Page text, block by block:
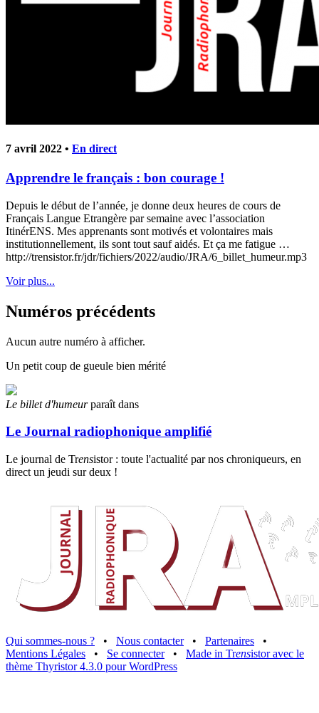
7 avril 2022 • En direct
Apprendre le français : bon courage !
Depuis le début de l’année, je donne deux heures de cours de
Français Langue Etrangère par semaine avec l’association
ItinérENS. Mes apprenants sont motivés et volontaires mais
institutionnellement, ils sont tout sauf aidés. Et ça me fatigue …
http://trensistor.fr/jdr/fichiers/2022/audio/JRA/6_billet_humeur.mp3
Voir plus...
Numéros précédents
Aucun autre numéro à afficher.
Un petit coup de gueule bien mérité
Le billet d'humeurparaît dans
Le Journal radiophonique amplifié
Le journal de Trensistor : toute l'actualité par nos chroniqueurs, en
direct un jeudi sur deux !
Qui sommes-nous ? • Nous contacter • Partenaires
•
Mentions Légales
• Se connecter • Made in Trensistor avec le
thème Thyristor 4.3.0 pour WordPress